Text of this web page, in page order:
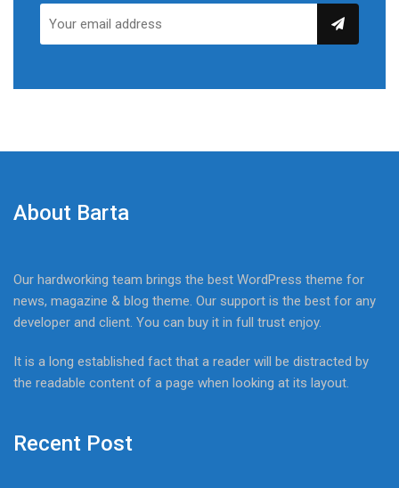
About Barta
Our hardworking team brings the best WordPress theme for
news, magazine & blog theme. Our support is the best for any
developer and client. You can buy it in full trust enjoy.
It is a long established fact that a reader will be distracted by
the readable content of a page when looking at its layout.
Recent Post